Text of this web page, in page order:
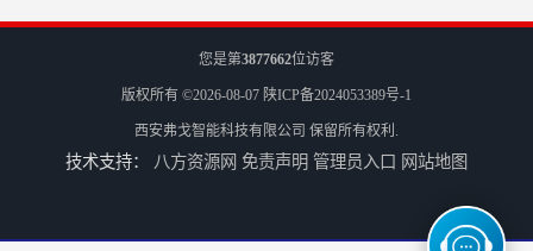
三星空调集中控制器软件-三星空调智能控制-三星空调集中控制器
您是第3877662位访客
版权所有 ©2026-08-07 陕ICP备2024053389号-1
西安弗戈智能科技有限公司 保留所有权利.
技术支持： 八方资源网 免责声明 管理员入口 网站地图